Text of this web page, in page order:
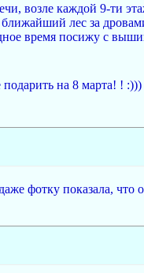
возле каждой 9-ти
лес за
время посижу с
на 8 марта! ! :)))
фотку показала, что